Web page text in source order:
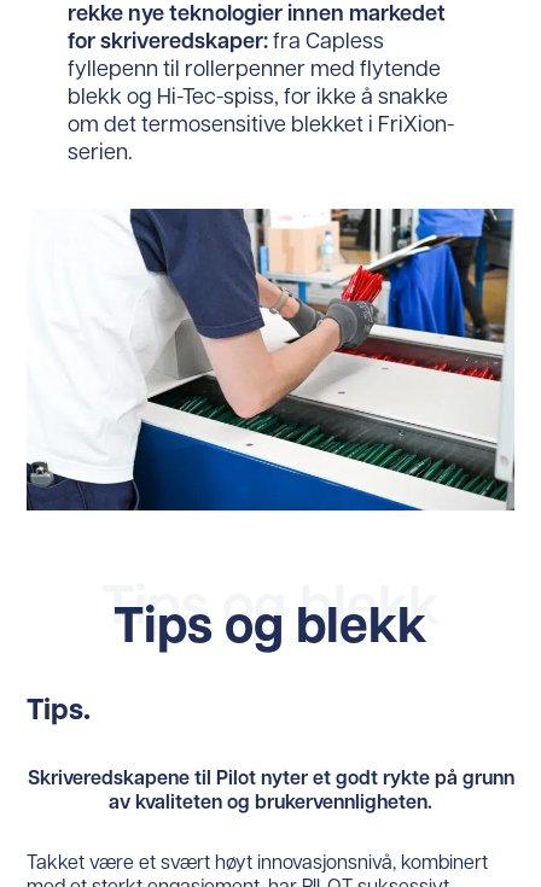
rekke nyeteknologier innen markedet
for skriveredskaper:fra Capless
fyllepenn til rollerpenner med flytende
blekk og Hi-Tec-spiss, for ikke å snakke
om det termosensitive blekket i FriXion-
serien.
Tips og blekk
Tips og blekk
Tips.
Skriveredskapene til Pilot nyter et godt rykte på grunn
av kvaliteten og brukervennligheten.
Takket være et svært høyt innovasjonsnivå, kombinert